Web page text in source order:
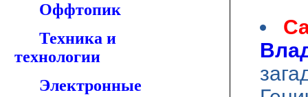
Оффтопик
Техника и
технологии
Электронные